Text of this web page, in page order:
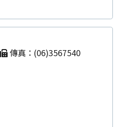
傳真：(06)3567540